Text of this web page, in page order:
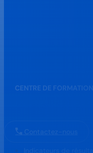
CENTRE DE
Contactez-nous
Indicateurs de